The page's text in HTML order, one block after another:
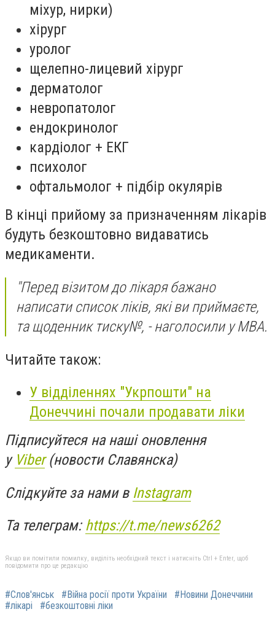
міхур, нирки)
хірург
уролог
щелепно-лицевий хірург
дерматолог
невропатолог
ендокринолог
кардіолог + ЕКГ
психолог
офтальмолог + підбір окулярів
В кінці прийому за призначенням лікарів
будуть безкоштовно видаватись
медикаменти.
"Перед візитом до лікаря бажано
написати список ліків, які ви приймаєте,
та щоденник тиску№, - наголосили у МВА.
Читайте також:
У відділеннях "Укрпошти" на
Донеччині почали продавати ліки
Підписуйтеся на наші оновлення
у Viber(новости Славянска)
Слідкуйте за нами в Instagram
Та телеграм:https://t.me/news6262
Якщо ви помітили помилку, виділіть необхідний текст і натисніть Ctrl + Enter, щоб
повідомити про це редакцію
#Слов'янськ #Війна росії проти України
#Новини Донеччини
#лікарі
#безкоштовні ліки